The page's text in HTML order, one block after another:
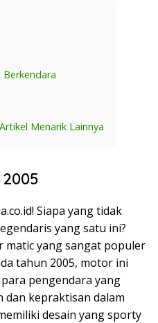
Berkendara
Menarik Lainnya
Siapa yang tidak
yang satu ini?
matic yang sangat populer
tahun 2005, motor ini
pengendara yang
dan kepraktisan dalam
desain yang sporty